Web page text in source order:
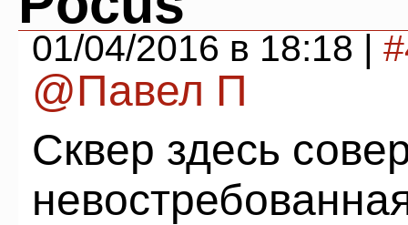
01/04/2016 в 18:18 |
@Павел П
Сквер здесь